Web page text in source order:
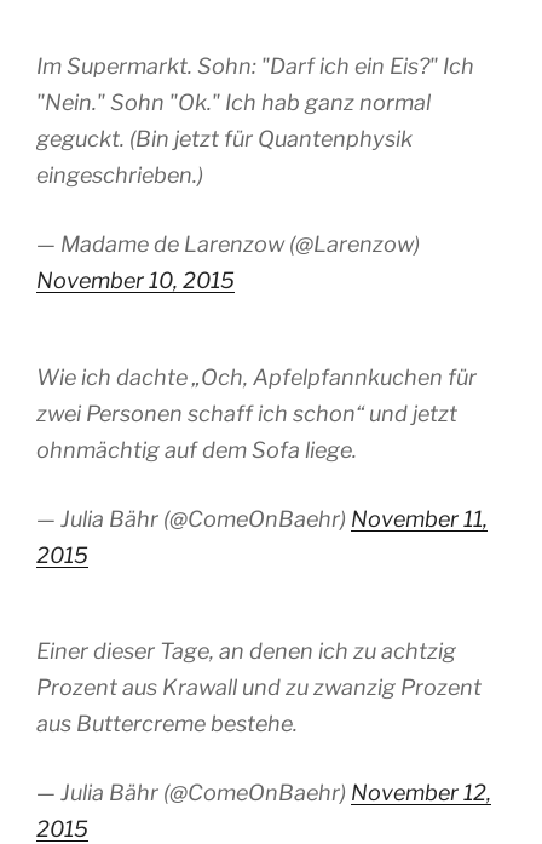
Im Supermarkt. Sohn: "Darf ich ein Eis?" Ich
"Nein." Sohn "Ok." Ich hab ganz normal
geguckt. (Bin jetzt für Quantenphysik
eingeschrieben.)
— Madame de Larenzow (@Larenzow)
November 10, 2015
Wie ich dachte „Och, Apfelpfannkuchen für
zwei Personen schaff ich schon“ und jetzt
ohnmächtig auf dem Sofa liege.
— Julia Bähr (@ComeOnBaehr) November 11,
2015
Einer dieser Tage, an denen ich zu achtzig
Prozent aus Krawall und zu zwanzig Prozent
aus Buttercreme bestehe.
— Julia Bähr (@ComeOnBaehr) November 12,
2015